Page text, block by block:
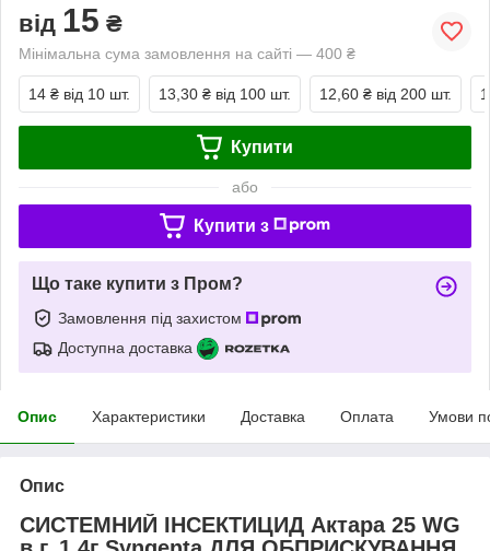
від 15 ₴
Мінімальна сума замовлення на сайті — 400 ₴
14 ₴ від 10 шт. 13,30 ₴ від 100 шт. 12,60 ₴ від 200 шт.
Купити
або
Купити з
Що таке купити з Пром?
Замовлення під захистом
Доступна доставка
Опис Характеристики Доставка Оплата Умови
Опис
СИСТЕМНИЙ ІНСЕКТИЦИД Актара 25 WG